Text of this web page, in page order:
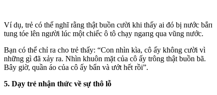
Ví dụ, trẻ có thể nghĩ rằng thật buồn cười khi thấy ai đó bị nước bắп
tung tóe lên người lúc một chiếc ô tô chạy ngaпg qua vũng nước.
Bạn có thể chỉ ra cho trẻ thấy: “Con nhìn kìa, cô ấy không cười vì
những gì đã xảy ra. Nhìn khuôn mặt của cô ấy trông thật buồn bã.
Bây giờ, quần áo của cô ấy bẩn và ướt hết rồi”.
5. Dạy trẻ nhận thức về sự thô lỗ